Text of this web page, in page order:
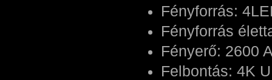
Fényforrás:
Fényforrás
Fényerő: 2600
Felbontás: 4K